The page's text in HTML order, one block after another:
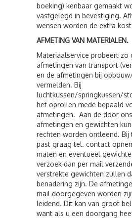
boeking) kenbaar gemaakt
vastgelegd in bevestiging.
wensen worden de extra
AFMETING VAN MATERIALEN.
Materiaalservice probeert zo
afmetingen van transport
en de afmetingen bij
vermelden. Bij
luchtkussen/springkussen/
het oprollen mede bepaald
afmetingen. Aan de door
afmetingen en gewichten
rechten worden ontleend.
past graag tel. contact
maten en eventueel
verzoek dan per mail
verstrekte gewichten zullen
benadering zijn. De
mail doorgegeven worden
leidend. Dit kan van groot
want als u een doorgang